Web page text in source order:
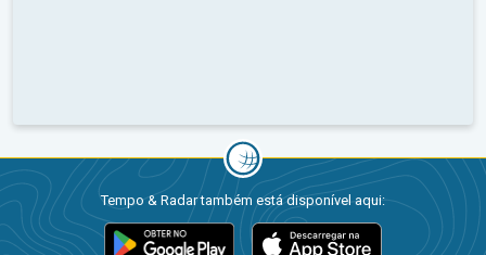
Tempo & Radar também está disponível aqui: